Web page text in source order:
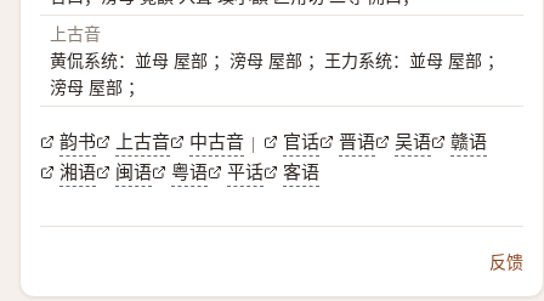
上古音
黄侃系统：並母 屋部 ；滂母 屋部 ；王力系统：並母 屋部 ；
滂母 屋部 ；
韵书 上古音 中古音 | 官话 晋语 吴语
赣语
湘语
闽语 粤语 平话 客语
反馈